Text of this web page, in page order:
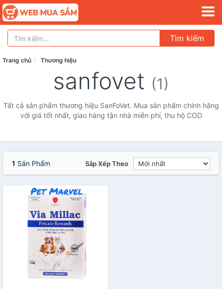
Tìm kiếm
Trang chủ Thương hiệu
sanfovet (1)
Tất cả sản phẩm thương hiệu SanFoVet. Mua sản phẩm chính hãng
với giá tốt nhất, giao hàng tận nhà miễn phí, thu hộ COD
1 Sản Phẩm Sắp Xếp Theo